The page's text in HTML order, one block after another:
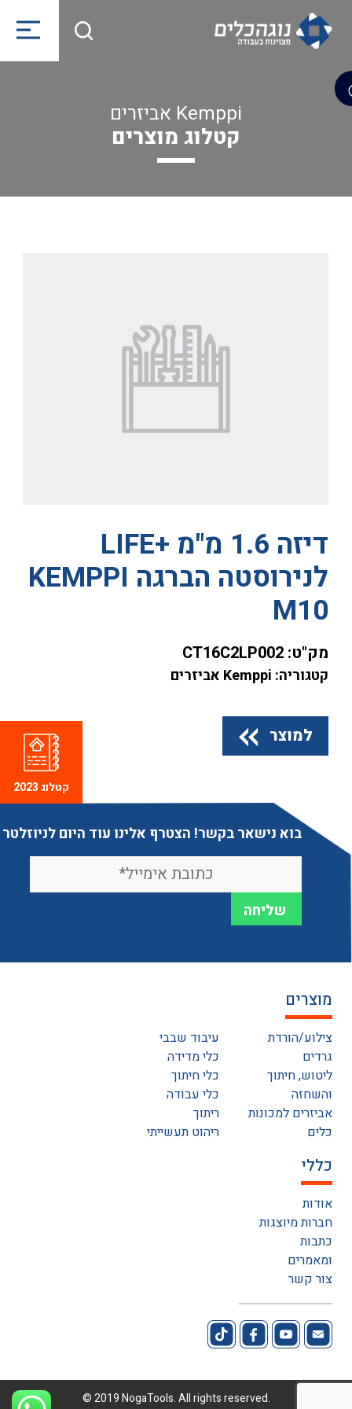
Kemppi אביזרים
קטלוג מוצרים
דיזה 1.6 מ"מ +LIFE
לנירוסטה הברגה KEMPPI
M10
מק"ט: CT16C2LP002
קטגוריה: Kemppi אביזרים
למוצר
בוא נישאר בקשר! הצטרף אלינו עוד היום לניוזלטר
מוצרים
צילוע/הורדת
גרדים
ליטוש, חיתוך
והשחזה
אביזרים למכונות
כלים
עיבוד שבבי
כלי מדידה
כלי חיתוך
כלי עבודה
ריתוך
ריהוט תעשייתי
כללי
אודות
חברות מיוצגות
כתבות
ומאמרים
צור קשר
© 2019 NogaTools. All rights reserved.
קטלוג 2023